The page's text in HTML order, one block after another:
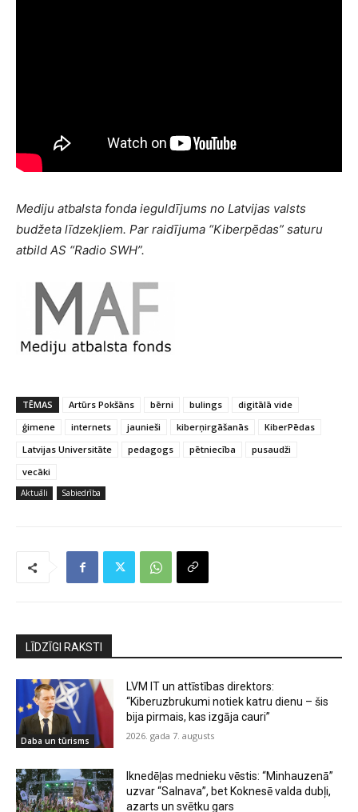
Mediju atbalsta fonda ieguldījums no Latvijas valsts
budžeta līdzekļiem. Par raidījuma “Kiberpēdas” saturu
atbild AS “Radio SWH”.
TĒMAS Artūrs Pokšāns bērni bulings
digitālā vide
ģimene
internets jaunieši kiberņirgāšanās
KiberPēdas
Latvijas Universitāte
pedagogs pētniecība
pusaudži
vecāki
Aktuāli Sabiedrība
LĪDZĪGI RAKSTI
Daba un tūrisms
LVM IT un attīstības direktors:
“Kiberuzbrukumi notiek katru dienu – šis
bija pirmais, kas izgāja cauri”
2026. gada 7. augusts
Iknedēļas mednieku vēstis: “Minhauzenā”
uzvar “Salnava”, bet Koknesē valda dubļi,
azarts un svētku gars